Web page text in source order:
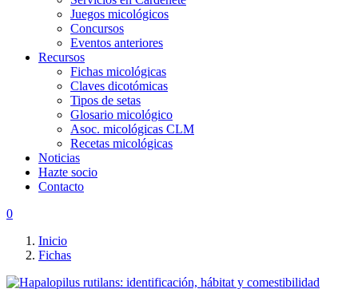
Juegos micológicos
Concursos
Eventos anteriores
Recursos
Fichas micológicas
Claves dicotómicas
Tipos de setas
Glosario micológico
Asoc. micológicas CLM
Recetas micológicas
Noticias
Hazte socio
Contacto
0
Inicio
Fichas